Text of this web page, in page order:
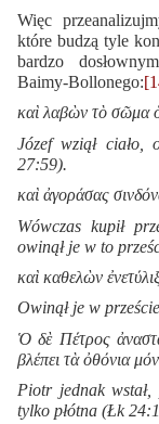
Więc
które budzą tyle
bardzo
Baimy-Bollonego:
καὶ λαβὼν τὸ σῶμα
Józef wziął ciało,
27:59).
καὶ ἀγοράσας
Wówczas kupił
owinął je w to
καὶ καθελὼν
Owinął je w
Ὁ δὲ Πέτρος
βλέπει τὰ ὀθόνια
Piotr jednak wstał,
tylko płótna (Łk